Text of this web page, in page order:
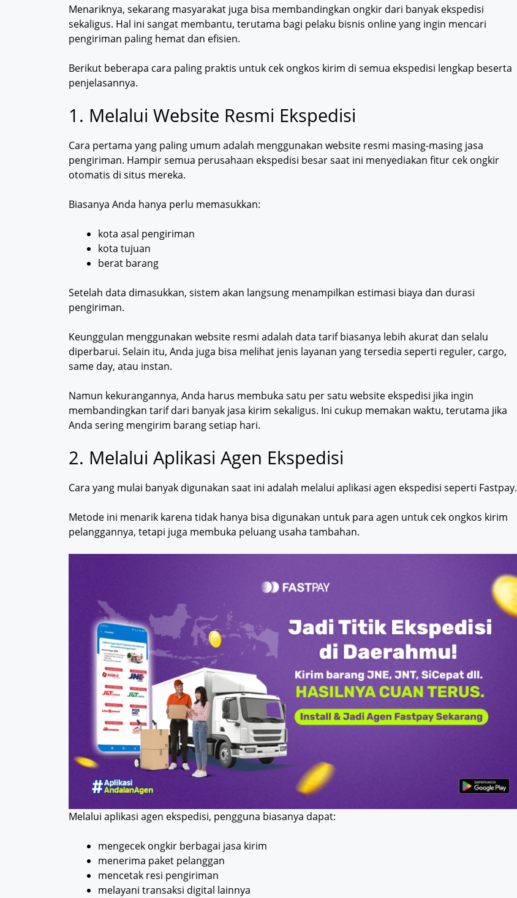
Menariknya, sekarang masyarakat juga bisa membandingkan ongkir dari banyak ekspedisi
sekaligus. Hal ini sangat membantu, terutama bagi pelaku bisnis online yang ingin mencari
pengiriman paling hemat dan efisien.
Berikut beberapa cara paling praktis untuk cek ongkos kirim di semua ekspedisi lengkap beserta
penjelasannya.
1. Melalui Website Resmi Ekspedisi
Cara pertama yang paling umum adalah menggunakan website resmi masing-masing jasa
pengiriman. Hampir semua perusahaan ekspedisi besar saat ini menyediakan fitur cek ongkir
otomatis di situs mereka.
Biasanya Anda hanya perlu memasukkan:
kota asal pengiriman
kota tujuan
berat barang
Setelah data dimasukkan, sistem akan langsung menampilkan estimasi biaya dan durasi
pengiriman.
Keunggulan menggunakan website resmi adalah data tarif biasanya lebih akurat dan selalu
diperbarui. Selain itu, Anda juga bisa melihat jenis layanan yang tersedia seperti reguler, cargo,
same day, atau instan.
Namun kekurangannya, Anda harus membuka satu per satu website ekspedisi jika ingin
membandingkan tarif dari banyak jasa kirim sekaligus. Ini cukup memakan waktu, terutama jika
Anda sering mengirim barang setiap hari.
2. Melalui Aplikasi Agen Ekspedisi
Cara yang mulai banyak digunakan saat ini adalah melalui aplikasi agen ekspedisi seperti Fastpay.
Metode ini menarik karena tidak hanya bisa digunakan untuk para agen untuk cek ongkos kirim
pelanggannya, tetapi juga membuka peluang usaha tambahan.
Melalui aplikasi agen ekspedisi, pengguna biasanya dapat:
mengecek ongkir berbagai jasa kirim
menerima paket pelanggan
mencetak resi pengiriman
melayani transaksi digital lainnya